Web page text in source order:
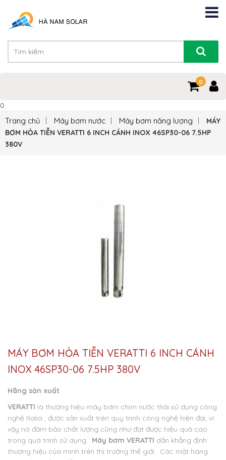
0
0
Trang chủ Máy bơm nước Máy bơm năng lượng
MÁY
BƠM HỎA TIỄN VERATTI 6 INCH CÁNH INOX 46SP30-06 7.5HP
380V
MÁY BƠM HỎA TIỄN VERATTI 6 INCH CÁNH
INOX 46SP30-06 7.5HP 380V
Hãng sản xuất
VERATTI là thương hiệu máy bơm chìm nước thải sử dụng công
nghệ Italia , được sản xuất trên quy trình công nghệ hiện đại, vì
vậy nó đảm bảo chất lượng cũng như đạt được hiệu quả cao
trong quá trình sử dụng. Máy bơm VERATTI dần khẳng định
thương hiệu của mình trên thị trường thế giới . Các mặt hàng